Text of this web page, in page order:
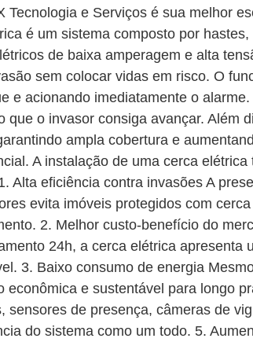
Tecnologia e Serviços é sua melhor
é um sistema composto por
de baixa amperagem e alta
sem colocar vidas em risco. O
e acionando imediatamente o
o invasor consiga avançar. Além
ampla cobertura e
A instalação de uma cerca
Alta eficiência contra invasões A
evita imóveis protegidos com
2. Melhor custo-benefício do
24h, a cerca elétrica apresenta
3. Baixo consumo de energia
e sustentável para longo
de presença, câmeras de
do sistema como um todo. 5.